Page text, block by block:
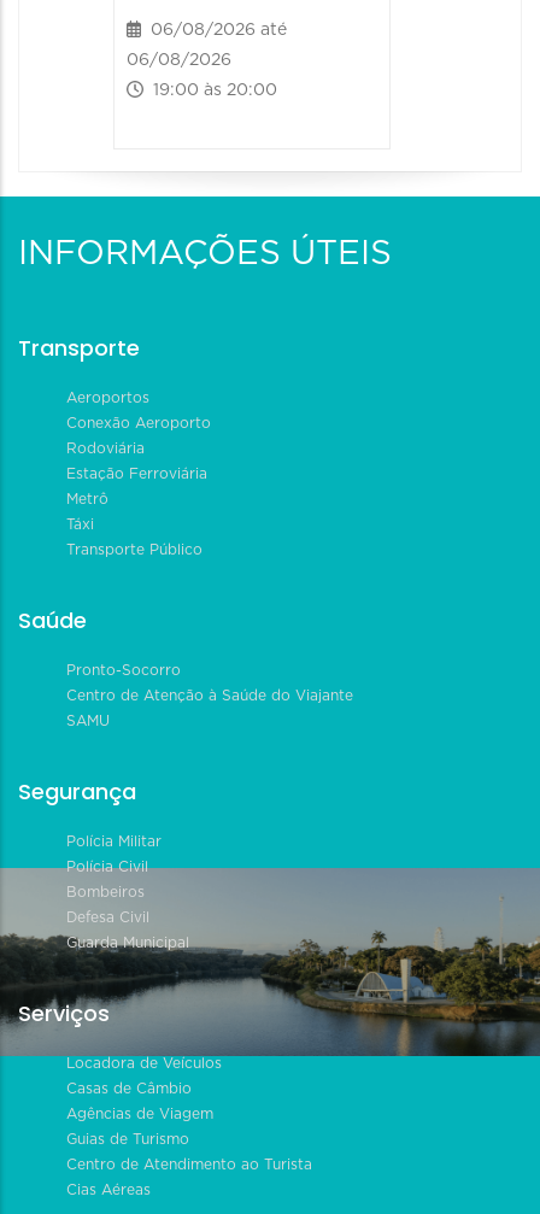
06/08/2026 até
06/08/2026
19:00 às 20:00
INFORMAÇÕES ÚTEIS
Transporte
Aeroportos
Conexão Aeroporto
Rodoviária
Estação Ferroviária
Metrô
Táxi
Transporte Público
Saúde
Pronto-Socorro
Centro de Atenção à Saúde do Viajante
SAMU
Segurança
Polícia Militar
Polícia Civil
Bombeiros
Defesa Civil
Guarda Municipal
Serviços
Locadora de Veículos
Casas de Câmbio
Agências de Viagem
Guias de Turismo
Centro de Atendimento ao Turista
Cias Aéreas